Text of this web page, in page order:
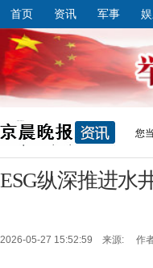
首页 资讯 军事
您
ESG纵深推进水
2026-05-27 15:52:59 来源: 作